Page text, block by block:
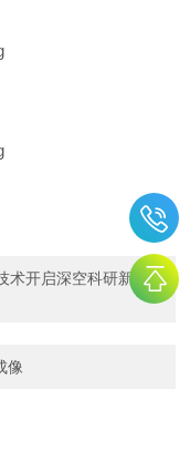
术开启深空科研新视
像